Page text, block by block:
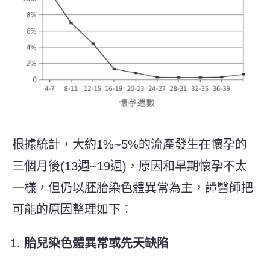
根據統計，大約1%~5%的流產發生在懷孕的
三個月後(13週~19週)，原因和早期懷孕不太
一樣，但仍以胚胎染色體異常為主，譚醫師把
可能的原因整理如下：
胎兒染色體異常或先天缺陷